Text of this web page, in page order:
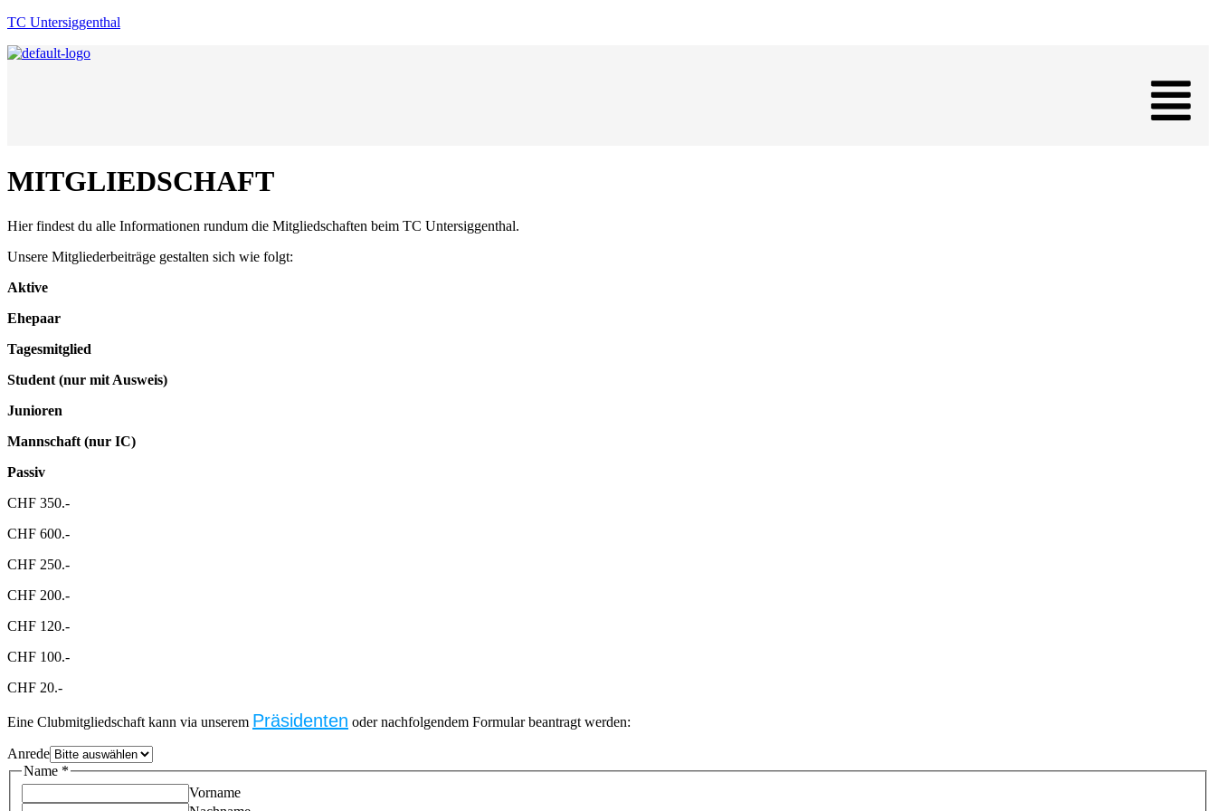
TC Untersiggenthal
MITGLIEDSCHAFT
Hier findest du alle Informationen rundum die Mitgliedschaften beim TC Untersiggenthal.
Unsere Mitgliederbeiträge gestalten sich wie folgt:
Aktive
Ehepaar
Tagesmitglied
Student (nur mit Ausweis)
Junioren
Mannschaft (nur IC)
Passiv
CHF 350.-
CHF 600.-
CHF 250.-
CHF 200.-
CHF 120.-
CHF 100.-
CHF 20.-
Eine Clubmitgliedschaft kann via unserem Präsidenten oder nachfolgendem Formular beantragt werden:
Anrede
Name *
Vorname